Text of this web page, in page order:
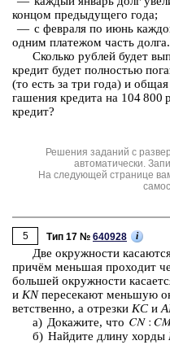
кон­цом преды­ду­ще­го года;
— с фев­ра­ля по июнь
одним пла­те­жом часть долга.
Сколь­ко руб­лей будет
кре­дит будет пол­но­стью
(то есть за три года) и
га­ше­ния кре­ди­та на 104
кре­дит?
Решения заданий с
автоматически.
На следующей странице
5 Тип 17 № 640928 i
Две окруж­но­сти
причём мень­шая про­хо­дит
боль­шей окруж­но­сти
и KNпе­ре­се­ка­ют мень­шую
вет­ствен­но, а от­рез­ки KC и
а) До­ка­жи­те, что
б) Най­ди­те длину хорды